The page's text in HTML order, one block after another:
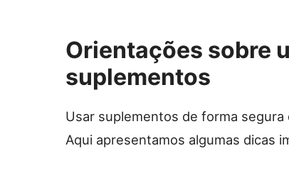
Orientações sobre
suplementos
Usar suplementos de forma
Aqui apresentamos algumas dicas